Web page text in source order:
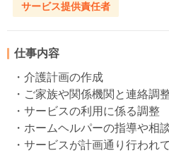
サービス提供責任者
仕事内容
・介護計画の作成
・ご家族や関係機関と連絡調
・サービスの利用に係る調整
・ホームヘルパーの指導や相
・サービスが計画通り行われ